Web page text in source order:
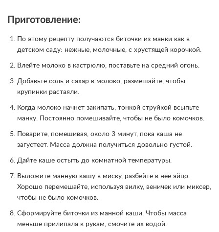
Приготовление:
По этому рецепту получаются биточки из манки как в
детском саду: нежные, молочные, с хрустящей корочкой.
Влейте молоко в кастрюлю, поставьте на средний огонь.
Добавьте соль и сахар в молоко, размешайте, чтобы
крупинки растаяли.
Когда молоко начнет закипать, тонкой струйкой всыпьте
манку. Постоянно помешивайте, чтобы не было комочков.
Поварите, помешивая, около 3 минут, пока каша не
загустеет. Масса должна получиться довольно густой.
Дайте каше остыть до комнатной температуры.
Выложите манную кашу в миску, разбейте в нее яйцо.
Хорошо перемешайте, используя вилку, веничек или миксер,
чтобы не было комочков.
Сформируйте биточки из манной каши. Чтобы масса
меньше прилипала к рукам, смочите их водой.